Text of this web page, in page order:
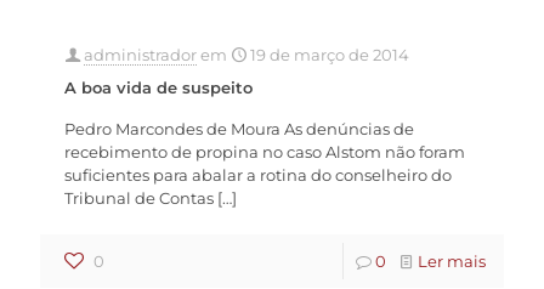
administradorem
19 de março de 2014
A boa vida de suspeito
Pedro Marcondes de Moura As denúncias de
recebimento de propina no caso Alstom não foram
suficientes para abalar a rotina do conselheiro do
Tribunal de Contas […]
0 0 Ler mais